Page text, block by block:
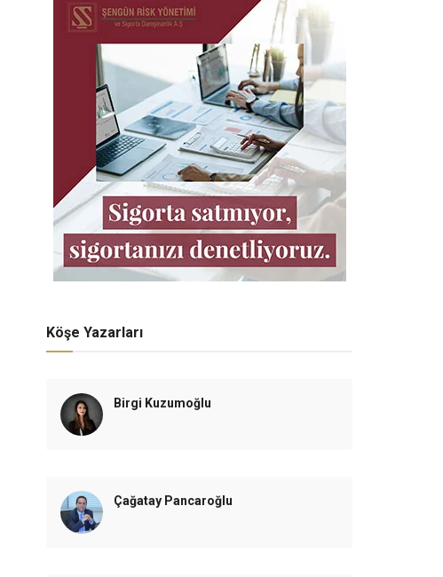
Köşe Yazarları
Birgi Kuzumoğlu
Çağatay Pancaroğlu